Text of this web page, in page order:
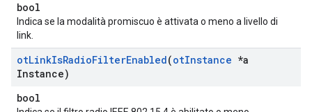
bool
Indica se la modalità promiscuo è attivata o meno a livello di
link.
otLinkIsRadioFilterEnabled(otInstance *a
Instance)
bool